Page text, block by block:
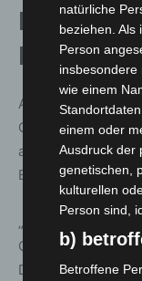
Hoffnung
Als zertifiziertes
Comprehensive
auch für
„Unsere Aufgabe
Cancer Center ist
Die Behandlung
natürliche
beziehen. Als
Person
insbesondere
wie einem
einem oder
Ausdruck der
genetischen,
kulturellen
Person sind,
b)
Betroffene